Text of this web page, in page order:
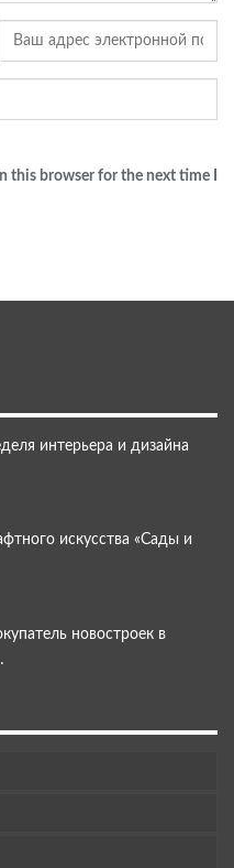
this browser for the next time I
интерьера и дизайна
искусства «Сады и
новостроек в